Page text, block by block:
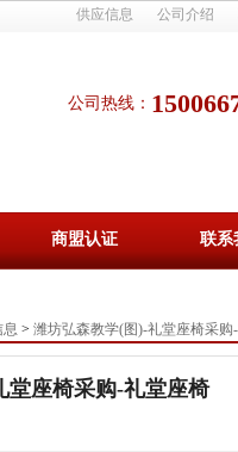
供应信息 公司介绍
公司热线：
商盟认证 联系
息 > 潍坊弘森教学(图)-礼堂座椅采购
堂座椅采购-礼堂座椅